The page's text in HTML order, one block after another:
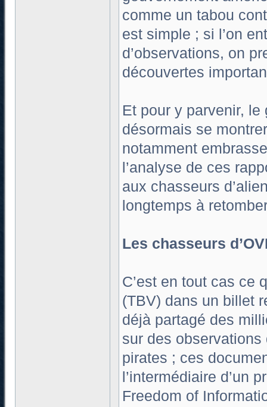
comme un tabou
est simple ; si l’on
d’observations, on
découvertes
Et pour y parvenir, le
désormais se
notamment
l’analyse de ces
aux chasseurs
longtemps à
Les chasseurs
C’est en tout cas ce
(TBV) dans un billet
déjà partagé des
sur des observations
pirates ; ces
l’intermédiaire d’un
Freedom of